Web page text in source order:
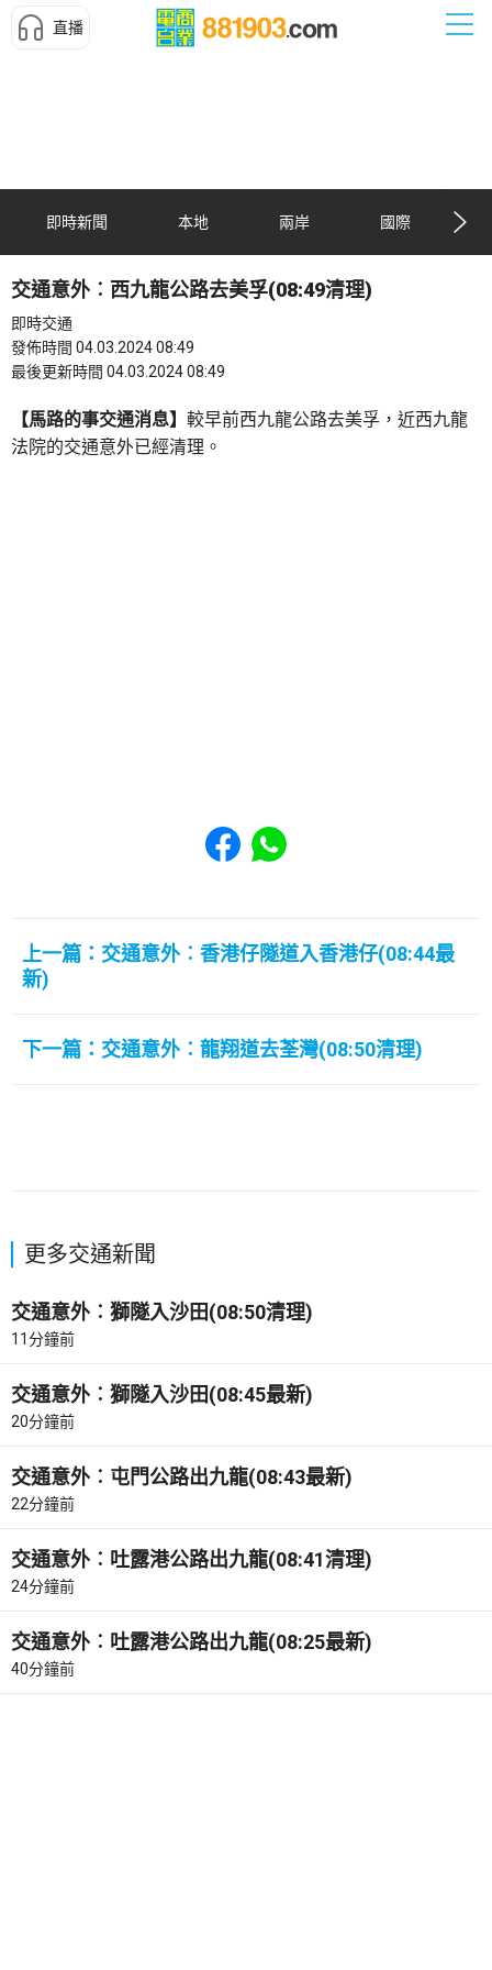
直播
即時新聞 本地 兩岸 國際
交通意外︰西九龍公路去美孚(08:49清理)
即時交通
發佈時間 04.03.2024 08:49
最後更新時間 04.03.2024 08:49
【馬路的事交通消息】 較早前西九龍公路去美孚，近西九龍
法院的交通意外已經清理。
Share to Facebook
Share to WhatsApp
上一篇：交通意外︰香港仔隧道入香港仔(08:44最
新)
下一篇：交通意外︰龍翔道去荃灣(08:50清理)
更多交通新聞
交通意外︰獅隧入沙田(08:50清理)
11分鐘前
交通意外︰獅隧入沙田(08:45最新)
20分鐘前
交通意外︰屯門公路出九龍(08:43最新)
22分鐘前
交通意外︰吐露港公路出九龍(08:41清理)
24分鐘前
交通意外︰吐露港公路出九龍(08:25最新)
40分鐘前